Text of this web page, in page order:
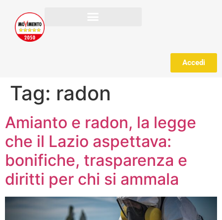
Accedi
Tag: radon
Amianto e radon, la legge
che il Lazio aspettava:
bonifiche, trasparenza e
diritti per chi si ammala